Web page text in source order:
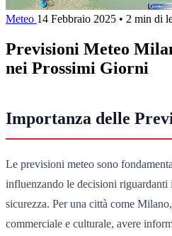
Meteo 14 Febbraio 2025 • 2 min di
Previsioni Meteo
nei Prossimi Giorni
Importanza delle
Le previsioni meteo sono
influenzando le decisioni
sicurezza. Per una città come
commerciale e culturale, avere